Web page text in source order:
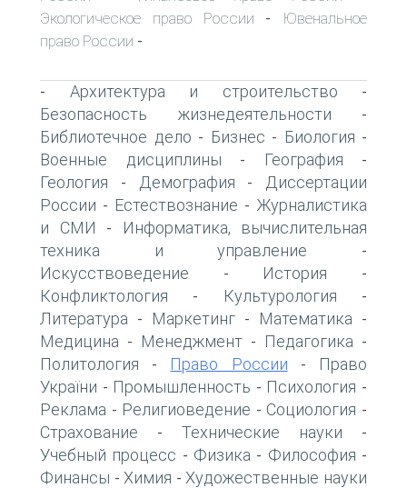
Экологическое право России -
Ювенальное
право России -
- Архитектура и строительство -
Безопасность жизнедеятельности -
Библиотечное дело - Бизнес - Биология -
Военные дисциплины - География -
Геология - Демография -
Диссертации
России - Естествознание - Журналистика
и СМИ -
Информатика, вычислительная
техника и управление -
Искусствоведение - История -
Конфликтология - Культурология -
Литература - Маркетинг - Математика -
Медицина - Менеджмент - Педагогика -
Политология - Право России -
Право
України - Промышленность - Психология -
Реклама - Религиоведение - Социология -
Страхование - Технические науки -
Учебный процесс - Физика - Философия -
Финансы - Химия - Художественные науки